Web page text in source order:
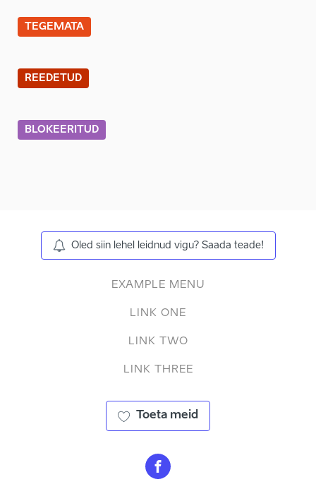
TEGEMATA
REEDETUD
BLOKEERITUD
Oled siin lehel leidnud vigu? Saada teade!
EXAMPLE MENU
LINK ONE
LINK TWO
LINK THREE
Toeta meid